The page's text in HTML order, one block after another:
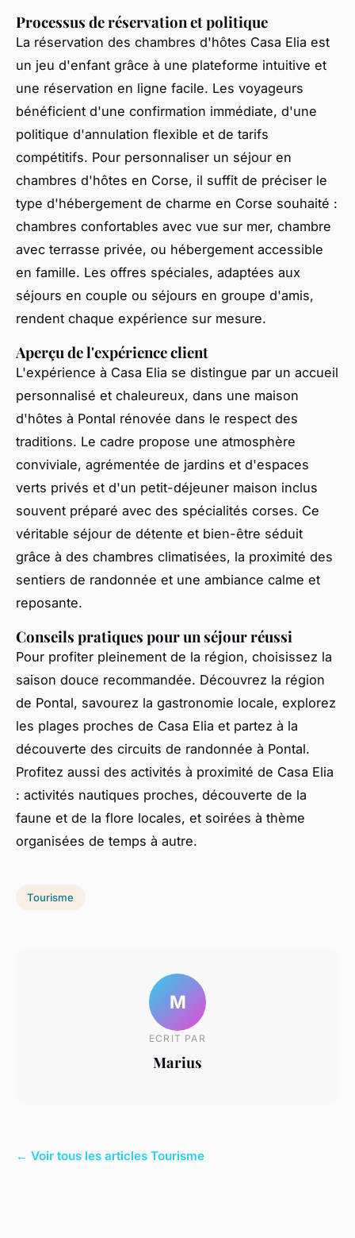
Processus de réservation et politique
La réservation des chambres d'hôtes Casa Elia est
un jeu d'enfant grâce à une plateforme intuitive et
une réservation en ligne facile. Les voyageurs
bénéficient d'une confirmation immédiate, d'une
politique d'annulation flexible et de tarifs
compétitifs. Pour personnaliser un séjour en
chambres d'hôtes en Corse, il suffit de préciser le
type d'hébergement de charme en Corse souhaité :
chambres confortables avec vue sur mer, chambre
avec terrasse privée, ou hébergement accessible
en famille. Les offres spéciales, adaptées aux
séjours en couple ou séjours en groupe d'amis,
rendent chaque expérience sur mesure.
Aperçu de l'expérience client
L'expérience à Casa Elia se distingue par un accueil
personnalisé et chaleureux, dans une maison
d'hôtes à Pontal rénovée dans le respect des
traditions. Le cadre propose une atmosphère
conviviale, agrémentée de jardins et d'espaces
verts privés et d'un petit-déjeuner maison inclus
souvent préparé avec des spécialités corses. Ce
véritable séjour de détente et bien-être séduit
grâce à des chambres climatisées, la proximité des
sentiers de randonnée et une ambiance calme et
reposante.
Conseils pratiques pour un séjour réussi
Pour profiter pleinement de la région, choisissez la
saison douce recommandée. Découvrez la région
de Pontal, savourez la gastronomie locale, explorez
les plages proches de Casa Elia et partez à la
découverte des circuits de randonnée à Pontal.
Profitez aussi des activités à proximité de Casa Elia
: activités nautiques proches, découverte de la
faune et de la flore locales, et soirées à thème
organisées de temps à autre.
Tourisme
M
ECRIT PAR
Marius
← Voir tous les articles Tourisme